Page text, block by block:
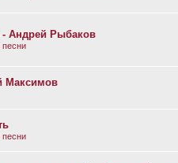
- Андрей Рыбаков
песни
Максимов
песни